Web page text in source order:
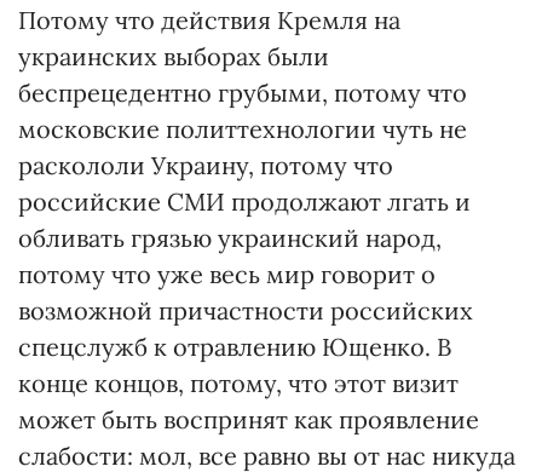
Потому что действия Кремля на
украинских выборах были
беспрецедентно грубыми, потому что
московские политтехнологии чуть не
раскололи Украину, потому что
российские СМИ продолжают лгать и
обливать грязью украинский народ,
потому что уже весь мир говорит о
возможной причастности российских
спецслужб к отравлению Ющенко. В
конце концов, потому, что этот визит
может быть воспринят как проявление
слабости: мол, все равно вы от нас никуда